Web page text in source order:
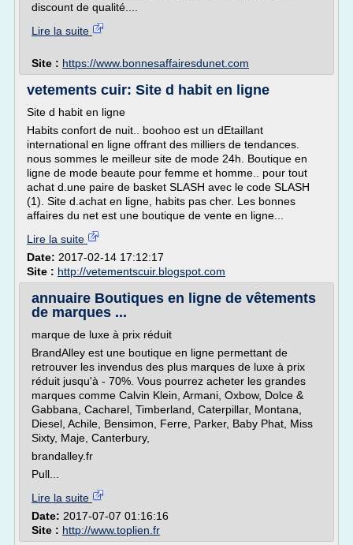
discount de qualité....
Lire la suite
Site : https://www.bonnesaffairesdunet.com
vetements cuir: Site d habit en ligne
Site d habit en ligne
Habits confort de nuit.. boohoo est un dEtaillant
international en ligne offrant des milliers de tendances.
nous sommes le meilleur site de mode 24h. Boutique en
ligne de mode beaute pour femme et homme.. pour tout
achat d.une paire de basket SLASH avec le code SLASH
(1). Site d.achat en ligne, habits pas cher. Les bonnes
affaires du net est une boutique de vente en ligne...
Lire la suite
Date: 2017-02-14 17:12:17
Site : http://vetementscuir.blogspot.com
annuaire Boutiques en ligne de vêtements
de marques ...
marque de luxe à prix réduit
BrandAlley est une boutique en ligne permettant de
retrouver les invendus des plus marques de luxe à prix
réduit jusqu'à - 70%. Vous pourrez acheter les grandes
marques comme Calvin Klein, Armani, Oxbow, Dolce &
Gabbana, Cacharel, Timberland, Caterpillar, Montana,
Diesel, Achile, Bensimon, Ferre, Parker, Baby Phat, Miss
Sixty, Maje, Canterbury,
brandalley.fr
Pull...
Lire la suite
Date: 2017-07-07 01:16:16
Site : http://www.toplien.fr